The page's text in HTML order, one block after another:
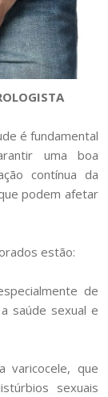
é fundamental
uma boa
contínua da
podem afetar
estão:
de
saúde sexual e
varicocele, que
sexuais